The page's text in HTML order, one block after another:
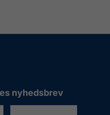
nyhedsbrev